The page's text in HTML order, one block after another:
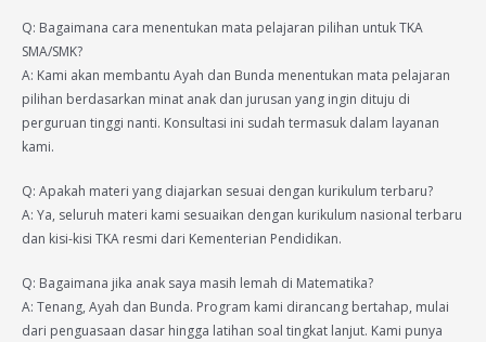
Q: Bagaimana cara menentukan mata pelajaran pilihan untuk TKA
SMA/SMK?
A: Kami akan membantu Ayah dan Bunda menentukan mata pelajaran
pilihan berdasarkan minat anak dan jurusan yang ingin dituju di
perguruan tinggi nanti. Konsultasi ini sudah termasuk dalam layanan
kami.
Q: Apakah materi yang diajarkan sesuai dengan kurikulum terbaru?
A: Ya, seluruh materi kami sesuaikan dengan kurikulum nasional terbaru
dan kisi-kisi TKA resmi dari Kementerian Pendidikan.
Q: Bagaimana jika anak saya masih lemah di Matematika?
A: Tenang, Ayah dan Bunda. Program kami dirancang bertahap, mulai
dari penguasaan dasar hingga latihan soal tingkat lanjut. Kami punya